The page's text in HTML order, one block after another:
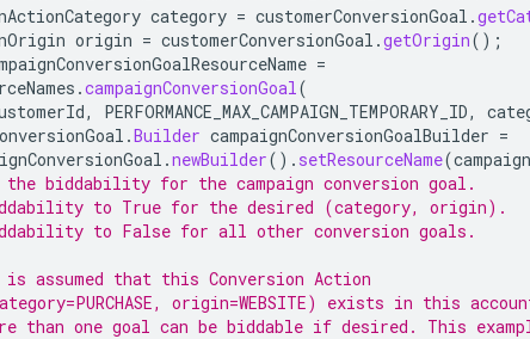
category = customerConversionGoal .
origin = customerConversionGoal .getOrigin();
=
.campaignConversionGoal(
, PERFORMANCE_MAX_CAMPAIGN_TEMPORARY_ID,
.Builder campaignConversionGoalBuilder =
.newBuilder(). setResourceName(
the biddability for the campaign conversion goal.
to True for the desired (category, origin).
to False for all other conversion goals.
assumed that this Conversion Action
origin=WEBSITE) exists in this
than one goal can be biddable if desired. This